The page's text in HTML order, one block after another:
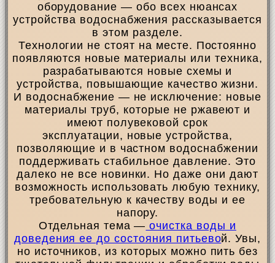
оборудование — обо всех нюансах
устройства водоснабжения рассказывается
в этом разделе.
Технологии не стоят на месте. Постоянно
появляются новые материалы или техника,
разрабатываются новые схемы и
устройства, повышающие качество жизни.
И водоснабжение — не исключение: новые
материалы труб, которые не ржавеют и
имеют полувековой срок
эксплуатации, новые устройства,
позволяющие и в частном водоснабжении
поддерживать стабильное давление. Это
далеко не все новинки. Но даже они дают
возможность использовать любую технику,
требовательную к качеству воды и ее
напору.
Отдельная тема — очистка воды и
доведения ее до состояния питьевой. Увы,
но источников, из которых можно пить без